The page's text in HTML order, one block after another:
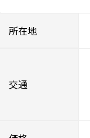
所在地
交通